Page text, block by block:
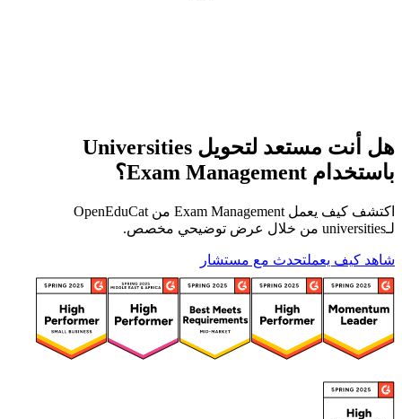
هل أنت مستعد لتحويل Universities
باستخدام Exam Management؟
اكتشف كيف يعمل Exam Management من OpenEduCat
لـuniversities من خلال عرض توضيحي مخصص.
شاهد كيف يعملتحدث مع مستشار